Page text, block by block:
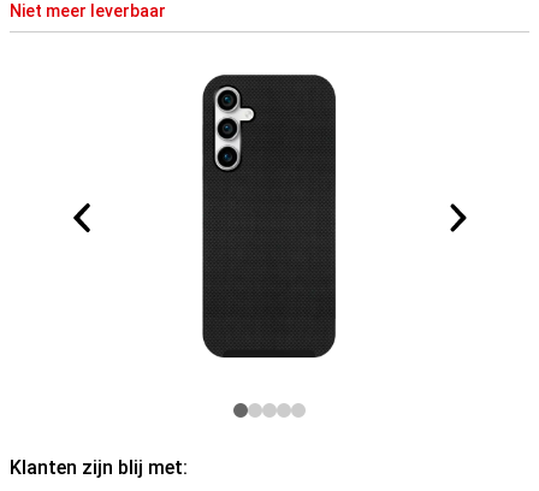
Niet meer leverbaar
Klanten zijn blij met: